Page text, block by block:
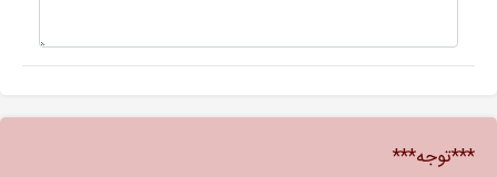
***توجه***